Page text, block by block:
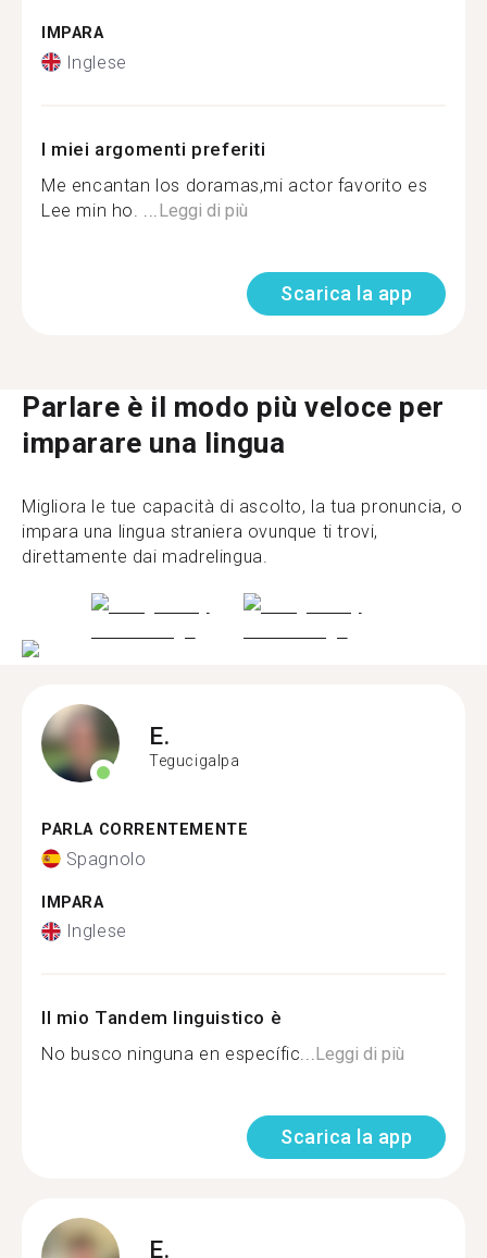
IMPARA
Inglese
I miei argomenti preferiti
Me encantan los doramas,mi actor favorito es
Lee min ho. ... Leggi di più
Scarica la app
Parlare è il modo più veloce per
imparare una lingua
Migliora le tue capacità di ascolto, la tua pronuncia, o
impara una lingua straniera ovunque ti trovi,
direttamente dai madrelingua.
E.
Tegucigalpa
PARLA CORRENTEMENTE
Spagnolo
IMPARA
Inglese
Il mio Tandem linguistico è
No busco ninguna en específic...Leggi di più
Scarica la app
E.